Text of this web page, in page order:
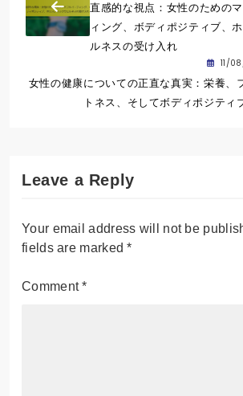
直感的な視点：女性のための
ィング、ボディポジティブ、
ルネスの受け入れ
11/
女性の健康についての正直な真実：栄養、
トネス、そしてボディポジティ
Leave a Reply
Your email address will not be
fields are marked*
Comment*